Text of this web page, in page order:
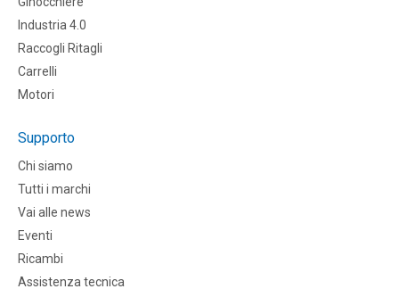
Industria 4.0
Raccogli Ritagli
Carrelli
Motori
Supporto
Chi siamo
Tutti i marchi
Vai alle news
Eventi
Ricambi
Assistenza tecnica